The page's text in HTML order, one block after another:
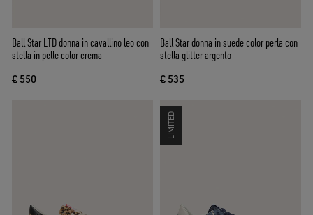
Ball Star LTD donna in cavallino leo con
stella in pelle color crema
€ 550
Ball Star donna in suede color perla con
stella glitter argento
€ 535
LIMITED